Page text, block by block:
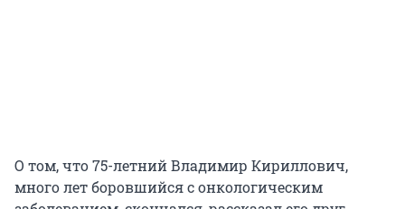
О том, что 75-летний Владимир Кириллович,
много лет боровшийся с онкологическим